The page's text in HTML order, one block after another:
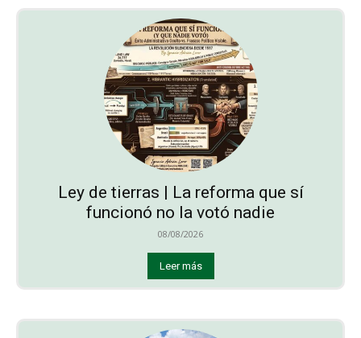
Ley de tierras | La reforma que sí
funcionó no la votó nadie
08/08/2026
Leer más